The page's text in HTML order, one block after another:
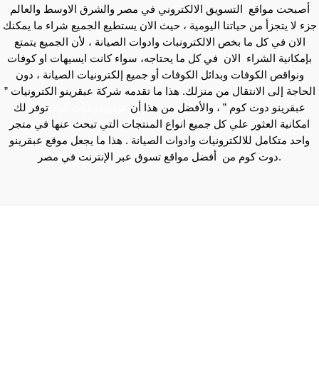
أصبحت مواقع التسويق الالكتروني في مصر والشرق الاوسط والعالم
جزء لا يتجزأ من حياتنا اليومية ، حيث الان يستطيع الجميع شراء ما يمكنك
الان في كل ما بخص الالكترونبات وادوات الصيانة ، لأن الجميع يتمتع
بإمكانية الشراء الان في كل ما يحتاجه، سواء كانت ايسيهات او كوفات
ونواقص الكوفات وبدائل الكوفات أو جميع إلكترونيات الصيانة ، دون
الحاجة إلى الانتقال من منزلك. هذا ما تقدمه شركة عبقرينو الكترونيات ”
عبقرينو دوت كوم ” ، والأفضل من هذا أن
توفر لك
امكانية العثور علي كل جميع انواع المنتجات التي تبحث عنها في متجر
واحد متكامل للالكترونيات وادوات الصيانة . هذا ما يجعل موقع عبقرينو
دوت كوم من أفضل مواقع تسوق عبر الإنترنت في مصر.